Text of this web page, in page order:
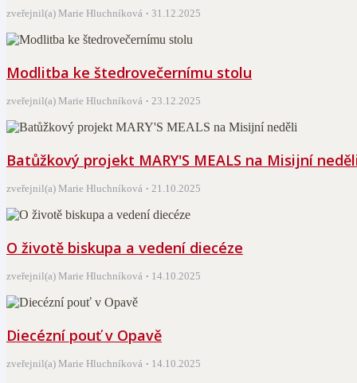
zveřejnil(a) Marie Hluchníková 31.12.2025
Modlitba ke štedrovečernímu stolu
zveřejnil(a) Marie Hluchníková 23.12.2025
Batůžkový projekt MARY'S MEALS na Misijní
zveřejnil(a) Marie Hluchníková 21.10.2025
O životě biskupa a vedení diecéze
zveřejnil(a) Marie Hluchníková 14.10.2025
Diecézní pouť v Opavě
zveřejnil(a) Marie Hluchníková 14.10.2025